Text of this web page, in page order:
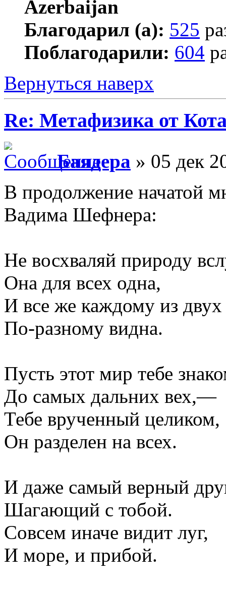
Благодарил (а): 525
Поблагодарили: 604
Вернуться наверх
Re: Метафизика от
Баядера » 05 дек
В продолжение начатой
Вадима Шефнера:
Не восхваляй природу
Она для всех одна,
И все же каждому из двух
По-разному видна.
Пусть этот мир тебе
До самых дальних вех,—
Тебе врученный целиком,
Он разделен на всех.
И даже самый верный
Шагающий с тобой.
Совсем иначе видит луг,
И море, и прибой.